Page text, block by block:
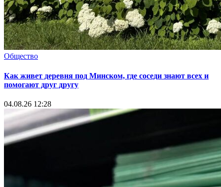
Общество
Как живет деревня под Минском, где соседи знают всех и
помогают друг другу
04.08.26 12:28